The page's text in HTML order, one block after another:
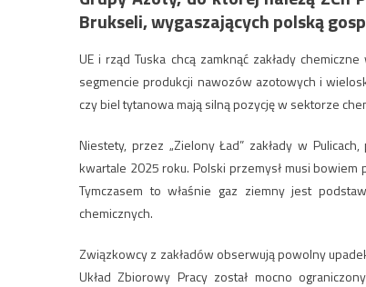
Brukseli, wygaszających polską
UE i rząd Tuska chcą zamknąć zakłady
segmencie produkcji nawozów azotowych i
czy biel tytanowa mają silną pozycję w sektorze
Niestety, przez „Zielony Ład” zakłady w
kwartale 2025 roku. Polski przemysł musi bowiem
Tymczasem to właśnie gaz ziemny jest
chemicznych.
Związkowcy z zakładów obserwują powolny
Układ Zbiorowy Pracy został mocno